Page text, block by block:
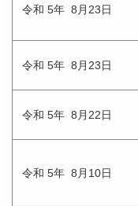
令和 5年 8月23日
令和 5年 8月23日
令和 5年 8月22日
令和 5年 8月10日